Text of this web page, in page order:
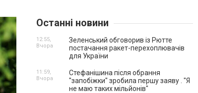
Останні новини
Зеленський обговорив із Рютте
постачання ракет-перехоплювачів
для України
12:55,
Вчора
Стефанішина після обрання
"запобіжки" зробила першу заяву . "Я
не маю таких мільйонів"
11:59,
Вчора